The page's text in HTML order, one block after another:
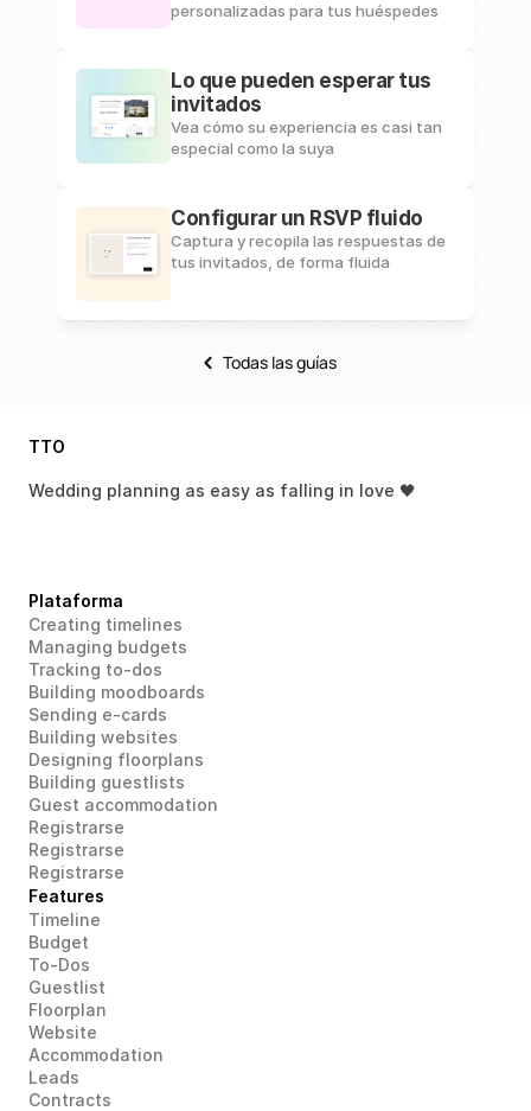
personalizadas para tus huéspedes
Lo que pueden esperar tus
invitados
Vea cómo su experiencia es casi tan
especial como la suya
Configurar un RSVP fluido
Captura y recopila las respuestas de
tus invitados, de forma fluida
Todas las guías
TTO
Wedding planning as easy as falling in love 🖤
Plataforma
Creating timelines
Managing budgets
Tracking to-dos
Building moodboards
Sending e-cards
Building websites
Designing floorplans
Building guestlists
Guest accommodation
Registrarse
Registrarse
Registrarse
Features
Timeline
Budget
To-Dos
Guestlist
Floorplan
Website
Accommodation
Leads
Contracts